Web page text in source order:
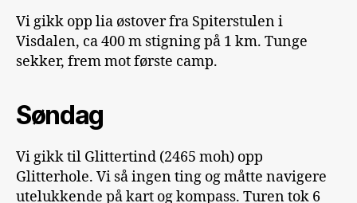
Vi gikk opp lia østover fra Spiterstulen i
Visdalen, ca 400 m stigning på 1 km. Tunge
sekker, frem mot første camp.
Søndag
Vi gikk til Glittertind (2465 moh) opp
Glitterhole. Vi så ingen ting og måtte navigere
utelukkende på kart og kompass. Turen tok 6